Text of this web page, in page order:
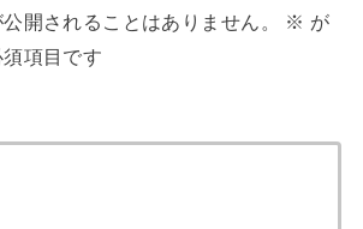
開されることはありません。 ※ が
項目です